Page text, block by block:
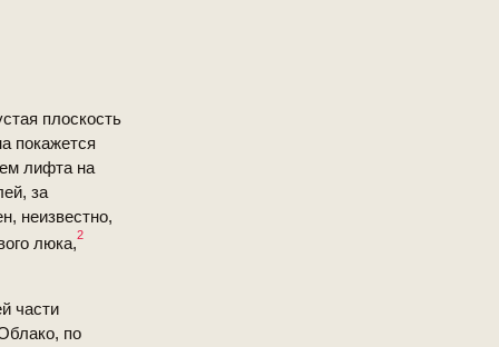
плоскость
покажется
лифта на
за
неизвестно,
люка,2
части
по